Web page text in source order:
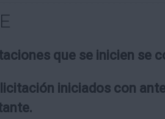
que se inicien se
iniciados con